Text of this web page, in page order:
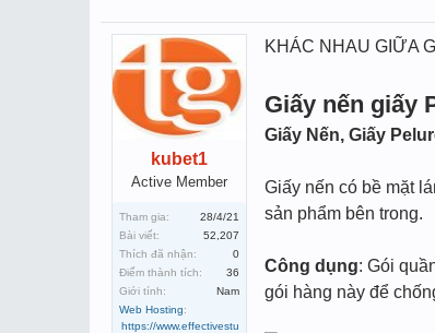
kubet1
Active Member
Tham gia:
28/4/21
Bài viết:
52,207
Thích đã nhận:
0
Điểm thành tích:
36
Giới tính:
Nam
Web Hosting:
https://www.effectivestu
KHÁC NHAU GIỮA
Giấy nến giấy
Giấy Nến, Giấy
Giấy nến có bề mặt
sản phẩm bên trong.
Công dụng: Gói
gói hàng này để